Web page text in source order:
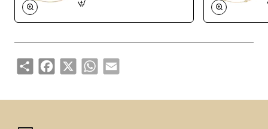
ShareFacebook
X WhatsAppEmail